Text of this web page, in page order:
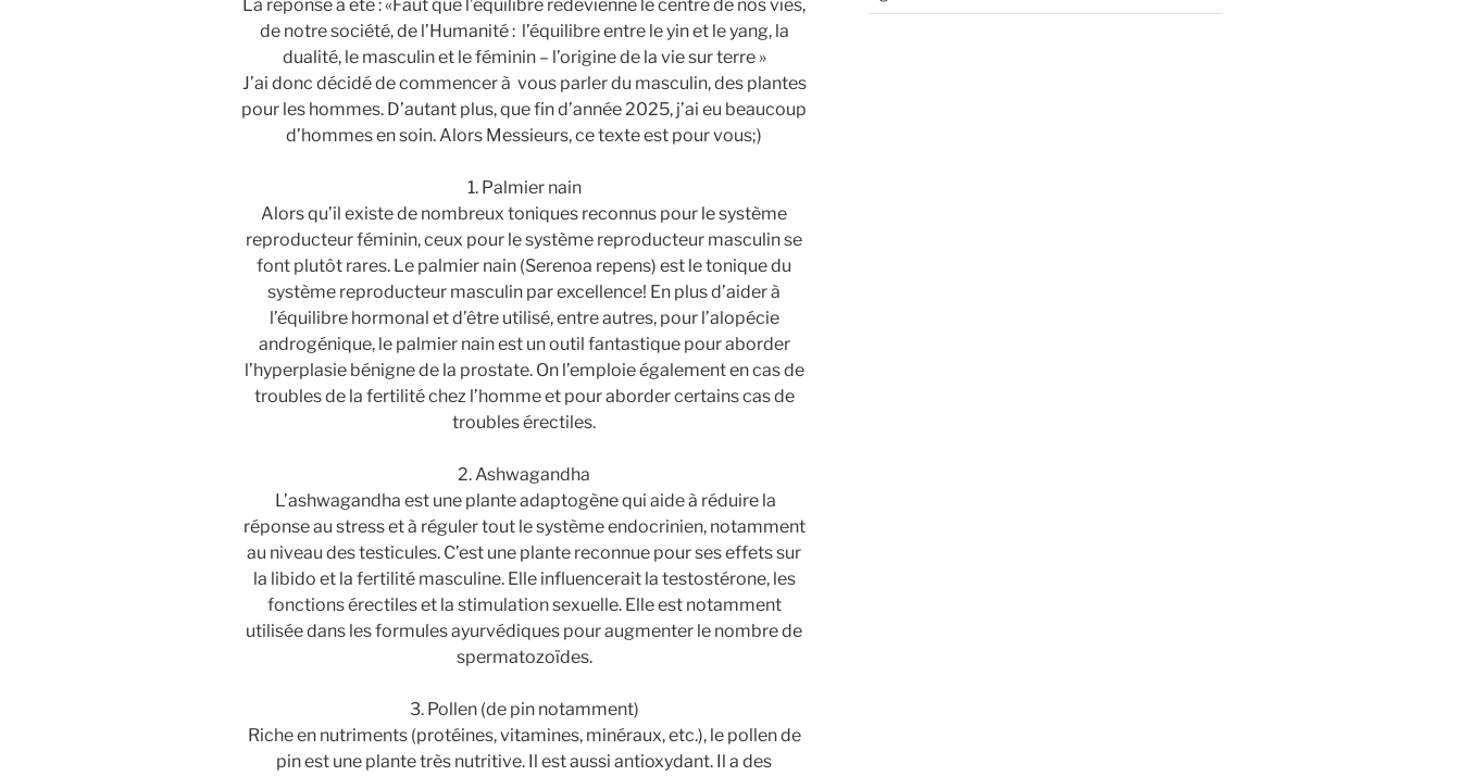
La réponse a été : «Faut que l’équilibre redevienne le centre de nos vies,
de notre société, de l’Humanité : l’équilibre entre le yin et le yang, la
dualité, le masculin et le féminin – l’origine de la vie sur terre »
J’ai donc décidé de commencer à vous parler du masculin, des plantes
pour les hommes. D’autant plus, que fin d’année 2025, j’ai eu beaucoup
d’hommes en soin. Alors Messieurs, ce texte est pour vous;)
1. Palmier nain
Alors qu’il existe de nombreux toniques reconnus pour le système
reproducteur féminin, ceux pour le système reproducteur masculin se
font plutôt rares. Le palmier nain (Serenoa repens) est le tonique du
système reproducteur masculin par excellence! En plus d’aider à
l’équilibre hormonal et d’être utilisé, entre autres, pour l’alopécie
androgénique, le palmier nain est un outil fantastique pour aborder
l’hyperplasie bénigne de la prostate. On l’emploie également en cas de
troubles de la fertilité chez l’homme et pour aborder certains cas de
troubles érectiles.
2. Ashwagandha
L’ashwagandha est une plante adaptogène qui aide à réduire la
réponse au stress et à réguler tout le système endocrinien, notamment
au niveau des testicules. C’est une plante reconnue pour ses effets sur
la libido et la fertilité masculine. Elle influencerait la testostérone, les
fonctions érectiles et la stimulation sexuelle. Elle est notamment
utilisée dans les formules ayurvédiques pour augmenter le nombre de
spermatozoïdes.
3. Pollen (de pin notamment)
Riche en nutriments (protéines, vitamines, minéraux, etc.), le pollen de
pin est une plante très nutritive. Il est aussi antioxydant. Il a des